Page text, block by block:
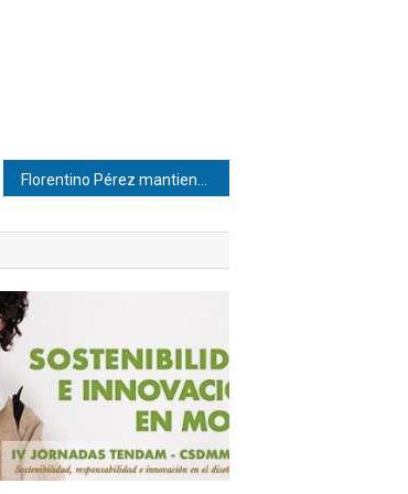
Florentino Pérez mantiene la presidencia del Real Madrid